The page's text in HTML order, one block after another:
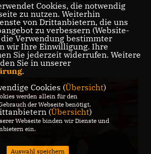
Kenntnisse und ein
sind wichtige
des Berufes.
Cookies, die notwendig
zu nutzen. Weiterhin
von Drittanbietern, die uns
zu verbessern (Website-
Verwendung bestimmter
wir Ihre Einwilligung. Ihre
Sie jederzeit widerrufen. Weitere
Sie in unserer
.
Cookies (Übersicht)
werden allein für den
der Webseite benötigt.
(Übersicht)
Webseite binden wir Dienste und
ein.
Auswahl speichern